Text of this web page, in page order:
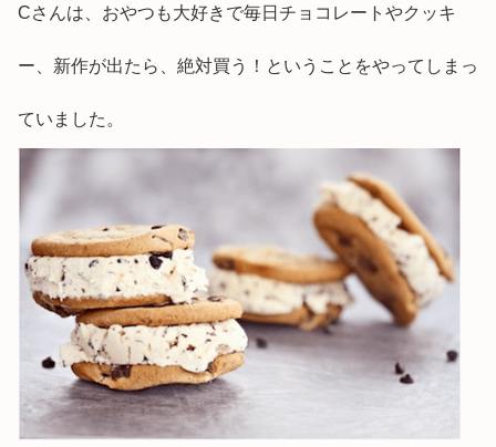
Cさんは、おやつも大好きで毎日チョコレートやクッキ
ー、新作が出たら、絶対買う！ということをやってしまっ
ていました。